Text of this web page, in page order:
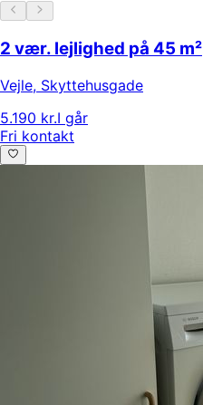
2 vær. lejlighed på 45 m²
Vejle, Skyttehusgade
5.190 kr.I går
Fri kontakt